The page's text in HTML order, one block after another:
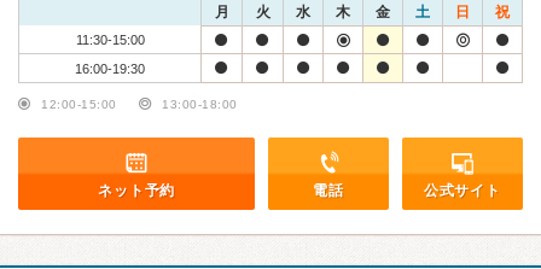
月 火 水 木 金 土 日 祝
11:30-15:00
16:00-19:30
12:00-15:00 13:00-18:00
ネット予約 電話 公式サイト